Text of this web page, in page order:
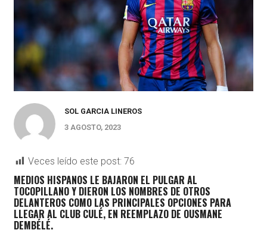
SOL GARCIA LINEROS
3 AGOSTO, 2023
Veces leído este post: 76
MEDIOS HISPANOS LE BAJARON EL PULGAR AL
TOCOPILLANO Y DIERON LOS NOMBRES DE OTROS
DELANTEROS COMO LAS PRINCIPALES OPCIONES PARA
LLEGAR AL CLUB CULÉ, EN REEMPLAZO DE OUSMANE
DEMBÉLÉ.